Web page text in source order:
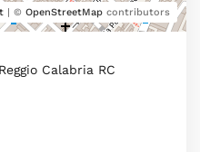
| © OpenStreetMap contributors
Calabria RC